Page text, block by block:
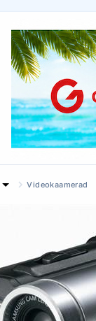
Videokaamerad